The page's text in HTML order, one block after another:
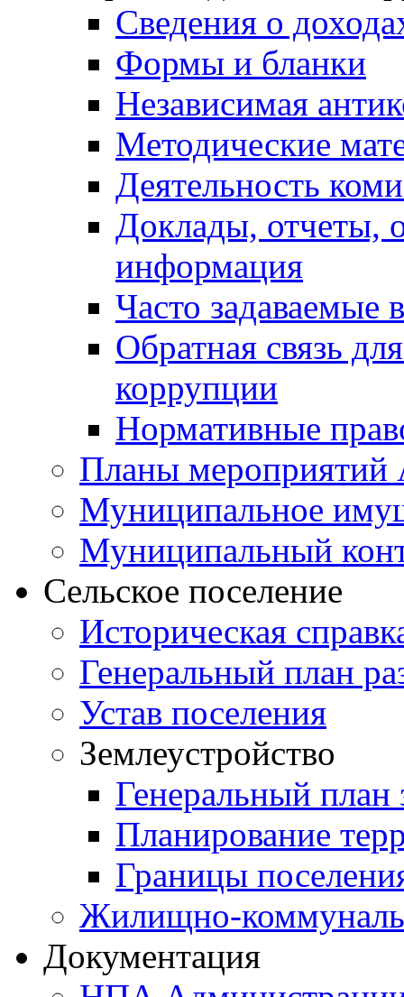
Сведения о
Формы и бланки
Независимая
Методические
Деятельность
Доклады, отчеты,
информация
Часто задаваемые
Обратная связь
коррупции
Нормативные
Планы мероприятий
Муниципальное
Муниципальный
Сельское поселение
Историческая
Генеральный план
Устав поселения
Землеустройство
Генеральный план
Планирование
Границы
Жилищно-
Документация